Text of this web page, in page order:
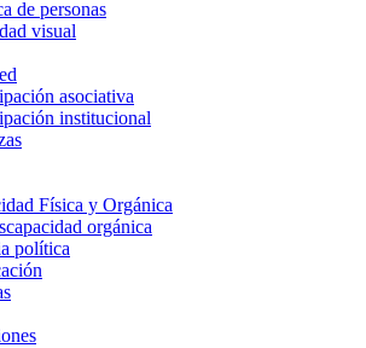
de personas
visual
asociativa
institucional
Física y Orgánica
orgánica
política